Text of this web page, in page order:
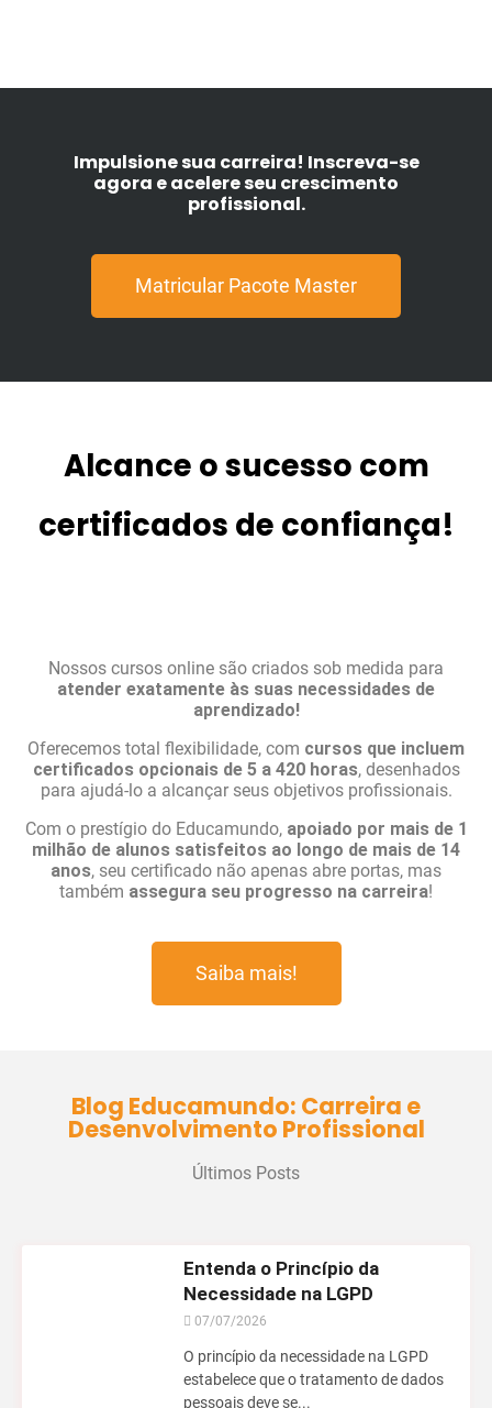
Impulsione sua carreira! Inscreva-se
agora e acelere seu crescimento
profissional.
Matricular Pacote Master
Alcance o sucesso com
certificados de confiança!
Nossos cursos online são criados sob medida para
atender exatamente às suas necessidades de
aprendizado!
Oferecemos total flexibilidade, com cursos que incluem
certificados opcionais de 5 a 420 horas, desenhados
para ajudá-lo a alcançar seus objetivos profissionais.
Com o prestígio do Educamundo, apoiado por mais de 1
milhão de alunos satisfeitos ao longo de mais de 14
anos, seu certificado não apenas abre portas, mas
também assegura seu progresso na carreira!
Saiba mais!
Blog Educamundo: Carreira e
Desenvolvimento Profissional
Últimos Posts
Entenda o Princípio da
Necessidade na LGPD
07/07/2026
O princípio da necessidade na LGPD
estabelece que o tratamento de dados
pessoais deve se...